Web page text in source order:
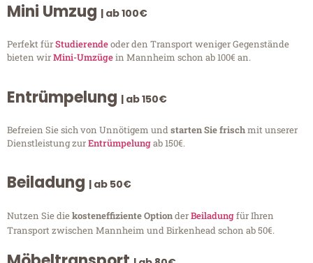
Mini Umzug | ab 100€
Perfekt fürStudierendeoder den Transport weniger Gegenstände
bieten wirMini-Umzügein Mannheim schon ab 100€ an.
Entrümpelung | ab 150€
Befreien Sie sich von Unnötigem undstarten Sie frischmit unserer
Dienstleistung zurEntrümpelungab 150€.
Beiladung | ab 50€
Nutzen Sie diekosteneffiziente OptionderBeiladungfür Ihren
Transport zwischen Mannheim und Birkenhead schon ab 50€.